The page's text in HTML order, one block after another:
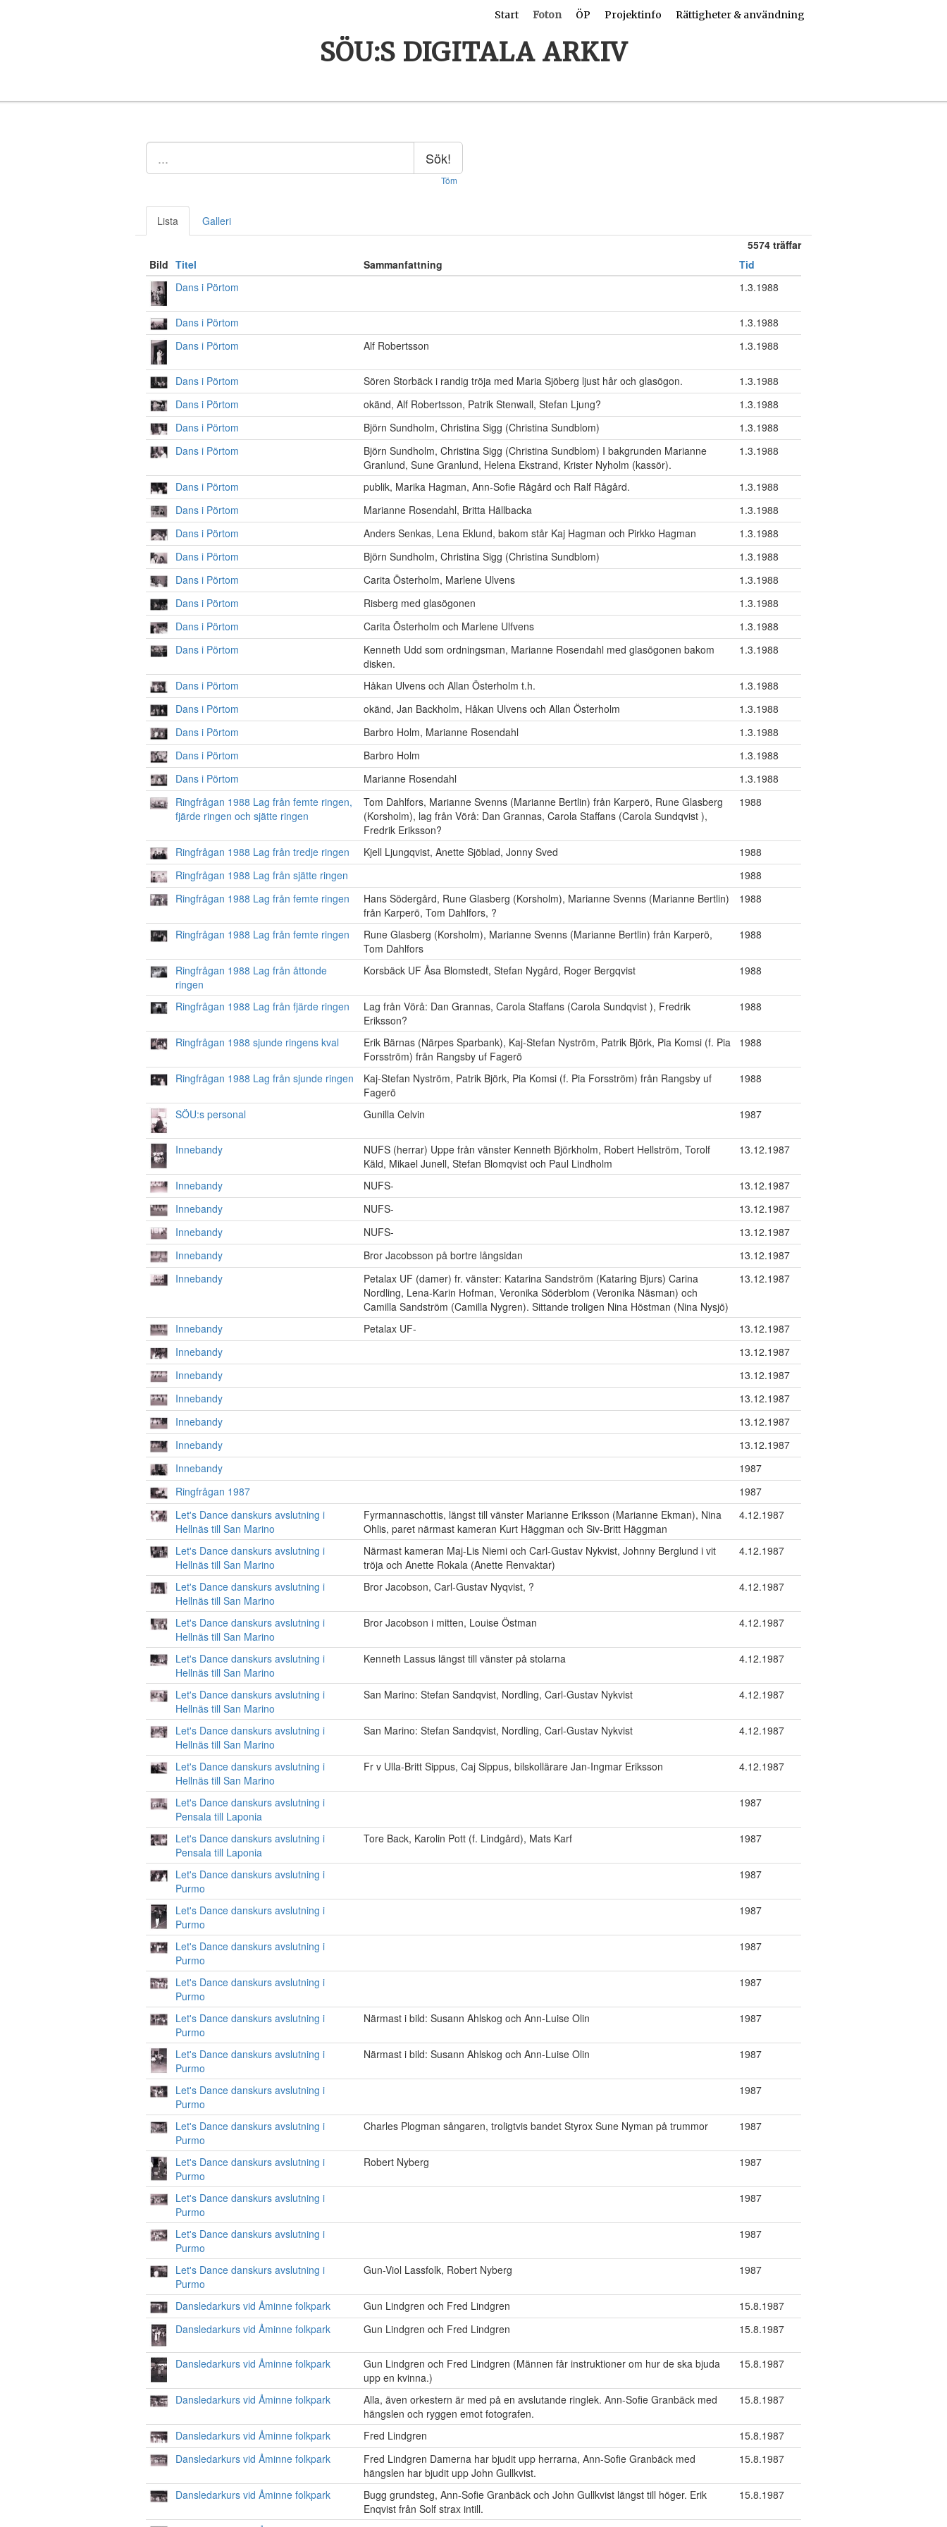
Start Foton ÖP Projektinfo Rättigheter & användning
SÖU:S DIGITALA ARKIV
Sök!
Töm
Lista
Galleri
5574 träffar
Bild Titel Sammanfattning
Tid
Dans i Pörtom
1.3.1988
Dans i Pörtom
1.3.1988
Dans i Pörtom
Alf Robertsson 1.3.1988
Dans i Pörtom Sören Storbäck i randig tröja med Maria Sjöberg ljust hår och glasögon.
1.3.1988
Dans i Pörtom
okänd, Alf Robertsson, Patrik Stenwall, Stefan Ljung?
1.3.1988
Dans i Pörtom
Björn Sundholm, Christina Sigg (Christina Sundblom)
1.3.1988
Dans i Pörtom
Björn Sundholm, Christina Sigg (Christina Sundblom) I bakgrunden Marianne
Granlund, Sune Granlund, Helena Ekstrand, Krister Nyholm (kassör).
1.3.1988
Dans i Pörtom publik, Marika Hagman, Ann-Sofie Rågård och Ralf Rågård.
1.3.1988
Dans i Pörtom
Marianne Rosendahl, Britta Hällbacka
1.3.1988
Dans i Pörtom
Anders Senkas, Lena Eklund, bakom står Kaj Hagman och Pirkko Hagman
1.3.1988
Dans i Pörtom
Björn Sundholm, Christina Sigg (Christina Sundblom)
1.3.1988
Dans i Pörtom
Carita Österholm, Marlene Ulvens
1.3.1988
Dans i Pörtom
Risberg med glasögonen
1.3.1988
Dans i Pörtom
Carita Österholm och Marlene Ulfvens
1.3.1988
Dans i Pörtom
Kenneth Udd som ordningsman, Marianne Rosendahl med glasögonen bakom
disken.
1.3.1988
Dans i Pörtom Håkan Ulvens och Allan Österholm t.h.
1.3.1988
Dans i Pörtom
okänd, Jan Backholm, Håkan Ulvens och Allan Österholm
1.3.1988
Dans i Pörtom
Barbro Holm, Marianne Rosendahl
1.3.1988
Dans i Pörtom
Barbro Holm
1.3.1988
Dans i Pörtom
Marianne Rosendahl
1.3.1988
Ringfrågan 1988 Lag från femte ringen,
fjärde ringen och sjätte ringen
Tom Dahlfors, Marianne Svenns (Marianne Bertlin) från Karperö, Rune Glasberg
(Korsholm), lag från Vörå: Dan Grannas, Carola Staffans (Carola Sundqvist ),
Fredrik Eriksson?
1988
Ringfrågan 1988 Lag från tredje ringen Kjell Ljungqvist, Anette Sjöblad, Jonny Sved
1988
Ringfrågan 1988 Lag från sjätte ringen
1988
Ringfrågan 1988 Lag från femte ringen
Hans Södergård, Rune Glasberg (Korsholm), Marianne Svenns (Marianne Bertlin)
från Karperö, Tom Dahlfors, ?
1988
Ringfrågan 1988 Lag från femte ringen
Rune Glasberg (Korsholm), Marianne Svenns (Marianne Bertlin) från Karperö,
Tom Dahlfors
1988
Ringfrågan 1988 Lag från åttonde
ringen
Korsbäck UF Åsa Blomstedt, Stefan Nygård, Roger Bergqvist 1988
Ringfrågan 1988 Lag från fjärde ringen
Lag från Vörå: Dan Grannas, Carola Staffans (Carola Sundqvist ), Fredrik
Eriksson?
1988
Ringfrågan 1988 sjunde ringens kval
Erik Bärnas (Närpes Sparbank), Kaj-Stefan Nyström, Patrik Björk, Pia Komsi (f. Pia
Forsström) från Rangsby uf Fagerö
1988
Ringfrågan 1988 Lag från sjunde ringen
Kaj-Stefan Nyström, Patrik Björk, Pia Komsi (f. Pia Forsström) från Rangsby uf
Fagerö
1988
SÖU:s personal Gunilla Celvin 1987
Innebandy
NUFS (herrar) Uppe från vänster Kenneth Björkholm, Robert Hellström, Torolf
Käld, Mikael Junell, Stefan Blomqvist och Paul Lindholm
13.12.1987
Innebandy NUFS-
13.12.1987
Innebandy
NUFS-
13.12.1987
Innebandy
NUFS-
13.12.1987
Innebandy
Bror Jacobsson på bortre långsidan
13.12.1987
Innebandy
Petalax UF (damer) fr. vänster: Katarina Sandström (Kataring Bjurs) Carina
Nordling, Lena-Karin Hofman, Veronika Söderblom (Veronika Näsman) och
Camilla Sandström (Camilla Nygren). Sittande troligen Nina Höstman (Nina Nysjö)
13.12.1987
Innebandy Petalax UF-
13.12.1987
Innebandy
13.12.1987
Innebandy
13.12.1987
Innebandy
13.12.1987
Innebandy
13.12.1987
Innebandy
13.12.1987
Innebandy
1987
Ringfrågan 1987
1987
Let's Dance danskurs avslutning i
Hellnäs till San Marino
Fyrmannaschottis, längst till vänster Marianne Eriksson (Marianne Ekman), Nina
Ohlis, paret närmast kameran Kurt Häggman och Siv-Britt Häggman
4.12.1987
Let's Dance danskurs avslutning i
Hellnäs till San Marino
Närmast kameran Maj-Lis Niemi och Carl-Gustav Nykvist, Johnny Berglund i vit
tröja och Anette Rokala (Anette Renvaktar)
4.12.1987
Let's Dance danskurs avslutning i
Hellnäs till San Marino
Bror Jacobson, Carl-Gustav Nyqvist, ? 4.12.1987
Let's Dance danskurs avslutning i
Hellnäs till San Marino
Bror Jacobson i mitten, Louise Östman 4.12.1987
Let's Dance danskurs avslutning i
Hellnäs till San Marino
Kenneth Lassus längst till vänster på stolarna 4.12.1987
Let's Dance danskurs avslutning i
Hellnäs till San Marino
San Marino: Stefan Sandqvist, Nordling, Carl-Gustav Nykvist 4.12.1987
Let's Dance danskurs avslutning i
Hellnäs till San Marino
San Marino: Stefan Sandqvist, Nordling, Carl-Gustav Nykvist 4.12.1987
Let's Dance danskurs avslutning i
Hellnäs till San Marino
Fr v Ulla-Britt Sippus, Caj Sippus, bilskollärare Jan-Ingmar Eriksson 4.12.1987
Let's Dance danskurs avslutning i
Pensala till Laponia
1987
Let's Dance danskurs avslutning i
Pensala till Laponia
Tore Back, Karolin Pott (f. Lindgård), Mats Karf 1987
Let's Dance danskurs avslutning i
Purmo
1987
Let's Dance danskurs avslutning i
Purmo
1987
Let's Dance danskurs avslutning i
Purmo
1987
Let's Dance danskurs avslutning i
Purmo
1987
Let's Dance danskurs avslutning i
Purmo
Närmast i bild: Susann Ahlskog och Ann-Luise Olin 1987
Let's Dance danskurs avslutning i
Purmo
Närmast i bild: Susann Ahlskog och Ann-Luise Olin 1987
Let's Dance danskurs avslutning i
Purmo
1987
Let's Dance danskurs avslutning i
Purmo
Charles Plogman sångaren, troligtvis bandet Styrox Sune Nyman på trummor 1987
Let's Dance danskurs avslutning i
Purmo
Robert Nyberg 1987
Let's Dance danskurs avslutning i
Purmo
1987
Let's Dance danskurs avslutning i
Purmo
1987
Let's Dance danskurs avslutning i
Purmo
Gun-Viol Lassfolk, Robert Nyberg 1987
Dansledarkurs vid Åminne folkpark Gun Lindgren och Fred Lindgren
15.8.1987
Dansledarkurs vid Åminne folkpark
Gun Lindgren och Fred Lindgren 15.8.1987
Dansledarkurs vid Åminne folkpark
Gun Lindgren och Fred Lindgren (Männen får instruktioner om hur de ska bjuda
upp en kvinna.)
15.8.1987
Dansledarkurs vid Åminne folkpark
Alla, även orkestern är med på en avslutande ringlek. Ann-Sofie Granbäck med
hängslen och ryggen emot fotografen.
15.8.1987
Dansledarkurs vid Åminne folkpark Fred Lindgren
15.8.1987
Dansledarkurs vid Åminne folkpark
Fred Lindgren Damerna har bjudit upp herrarna, Ann-Sofie Granbäck med
hängslen har bjudit upp John Gullkvist.
15.8.1987
Dansledarkurs vid Åminne folkpark
Bugg grundsteg, Ann-Sofie Granbäck och John Gullkvist längst till höger. Erik
Enqvist från Solf strax intill.
15.8.1987